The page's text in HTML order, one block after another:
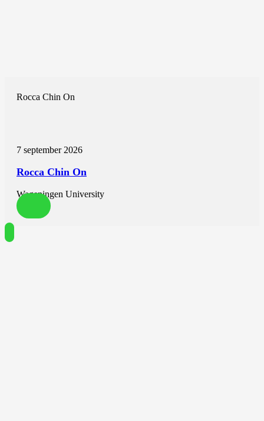
Rocca Chin On
7 september 2026
Rocca Chin On
Wageningen University